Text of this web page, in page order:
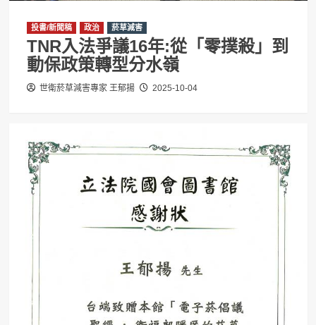
投書/新聞稿 政治 菸草減害
TNR入法爭議16年:從「零撲殺」到
動保政策轉型分水嶺
世衛菸草減害專家 王郁揚 2025-10-04